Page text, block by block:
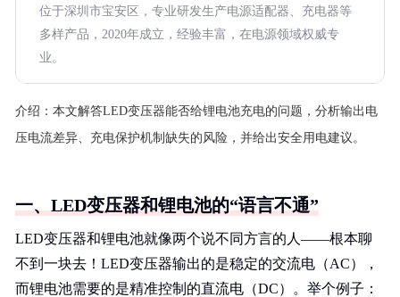
位于深圳市宝安区，专业研发生产电源适配器、充电器等
多样产品，2020年成立，经验丰富，在电源领域权威专
业。
介绍： 本文解答LED变压器能否给锂电池充电的问题，分析输出电
压电流差异、充电保护机制缺失的风险，并给出安全用电建议。
一、LED变压器和锂电池的“语言不通”
LED变压器和锂电池就像两个说不同方言的人——根本聊
不到一块去！LED变压器输出的是稳定的交流电（AC），
而锂电池需要的是精准控制的直流电（DC）。举个例子：